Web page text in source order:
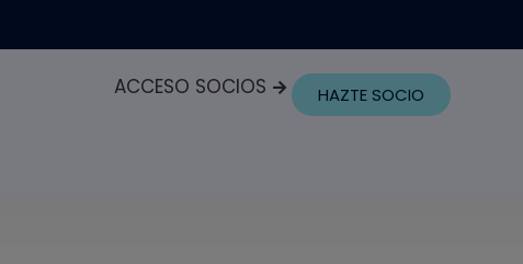
ACCESO SOCIOS HAZTE SOCIO